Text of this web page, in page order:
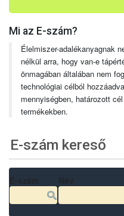
Mi az E-szám?
Élelmiszer-adalékanyagnak
nélkül arra, hogy van-e
önmagában általában nem
technológiai célból
mennyiségben, határozott
termékekben.
E-szám kereső